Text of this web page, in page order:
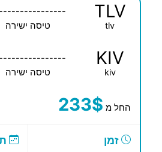
TLV
tlv
----------------
טיסה ישירה
KIV
kiv
----------------
טיסה ישירה
החל מ 233$
זמן